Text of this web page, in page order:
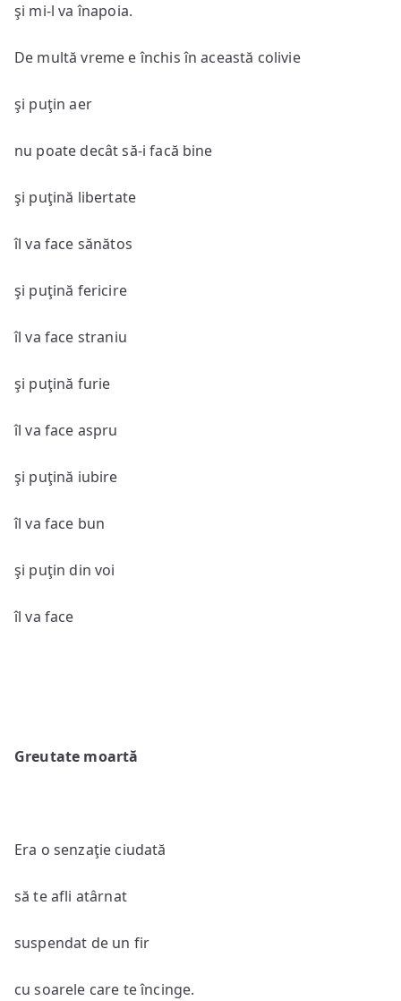
şi mi-l va înapoia.
De multă vreme e închis în această colivie
şi puţin aer
nu poate decât să-i facă bine
şi puţină libertate
îl va face sănătos
şi puţină fericire
îl va face straniu
şi puţină furie
îl va face aspru
şi puţină iubire
îl va face bun
şi puţin din voi
îl va face
Greutate moartă
Era o senzaţie ciudată
să te afli atârnat
suspendat de un fir
cu soarele care te încinge.